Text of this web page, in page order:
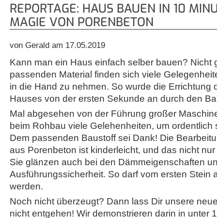
REPORTAGE: HAUS BAUEN IN 10
MAGIE VON PORENBETON
von Gerald am 17.05.2019
Kann man ein Haus einfach selber bauen? Nicht
passenden Material finden sich viele
in die Hand zu nehmen. So wurde die Errichtung
Hauses von der ersten Sekunde an durch den
Mal abgesehen von der Führung großer
beim Rohbau viele Gelehenheiten, um
Dem passenden Baustoff sei Dank! Die
aus Porenbeton ist kinderleicht, und das nicht
Sie glänzen auch bei den Dämmeigenschaften
Ausführungssicherheit. So darf vom ersten Stein
werden.
Noch nicht überzeugt? Dann lass Dir unsere
nicht entgehen! Wir demonstrieren darin in unter